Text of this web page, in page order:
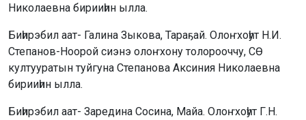
Николаевна бирииһин ылла.
Биһирэбил аат- Галина Зыкова, Тараҕай. Олоҥхоһут Н.И.
Степанов-Ноорой сиэнэ олоҥхону толорооччу, СӨ
култууратын туйгуна Степанова Аксиния Николаевна
бирииһин ылла.
Биһирэбил аат- Заредина Сосина, Майа. Олоҥхоһут Г.Н.